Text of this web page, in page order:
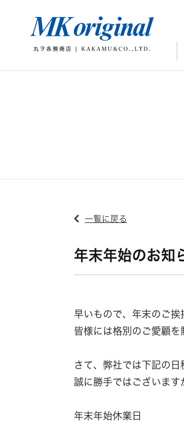
一覧に戻る
年末年始のお知
早いもので、年末のご挨
皆様には格別のご愛顧を
さて、弊社では下記の日
誠に勝手ではございます
年末年始休業日